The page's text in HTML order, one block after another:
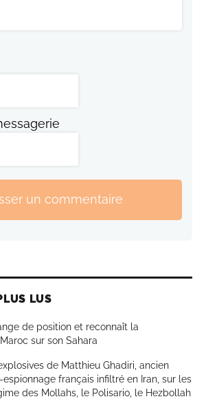
un commentaire
LUS
de position et reconnaît la
sur son Sahara
de Matthieu Ghadiri, ancien
français infiltré en Iran, sur les
des Mollahs, le Polisario, le Hezbollah